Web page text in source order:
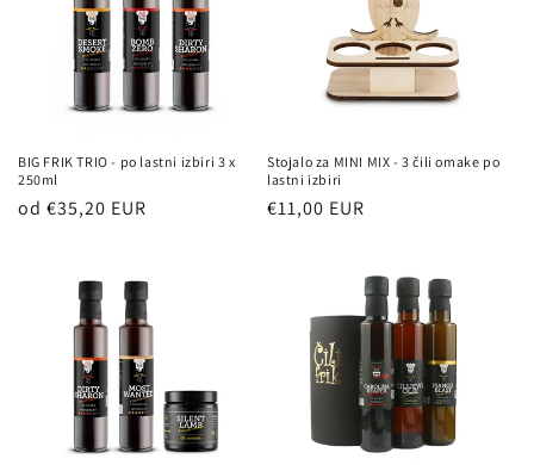
BIG FRIK TRIO - po lastni izbiri 3 x
250ml
Redna
od €35,20 EUR
Stojalo za MINI MIX - 3 čili omake po
lastni izbiri
Redna
€11,00 EUR